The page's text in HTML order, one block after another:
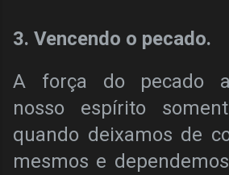
3. Vencendo o pecado.
A força do pecado
nosso espírito
quando deixamos de
mesmos e